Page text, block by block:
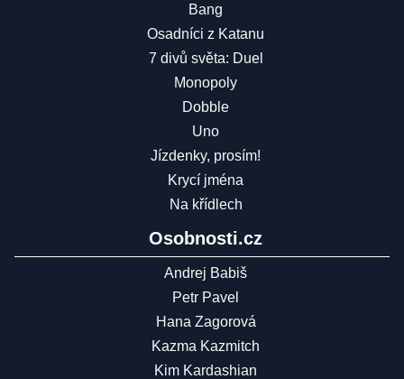
Bang
Osadníci z Katanu
7 divů světa: Duel
Monopoly
Dobble
Uno
Jízdenky, prosím!
Krycí jména
Na křídlech
Osobnosti.cz
Andrej Babiš
Petr Pavel
Hana Zagorová
Kazma Kazmitch
Kim Kardashian